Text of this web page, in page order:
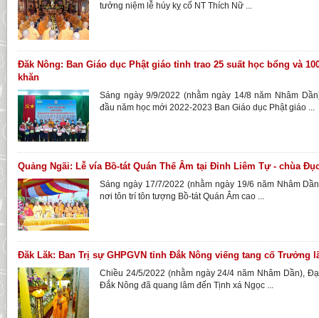
tưởng niệm lễ húy kỵ cố NT Thích Nữ ...
Đăk Nông: Ban Giáo dục Phật giáo tỉnh trao 25 suất học bổng và
khăn
Sáng ngày 9/9/2022 (nhằm ngày 14/8 năm Nhâm
đầu năm học mới 2022-2023 Ban Giáo dục Phật giáo ...
Quảng Ngãi: Lễ vía Bồ-tát Quán Thế Âm tại Đỉnh Liêm Tự - chùa
Sáng ngày 17/7/2022 (nhằm ngày 19/6 năm Nhâm
nơi tôn trí tôn tượng Bồ-tát Quán Âm cao ...
Đăk Lăk: Ban Trị sự GHPGVN tỉnh Đắk Nông viếng tang cố Trưởng
Chiều 24/5/2022 (nhằm ngày 24/4 năm Nhâm Dần),
Đắk Nông đã quang lâm đến Tịnh xá Ngọc ...